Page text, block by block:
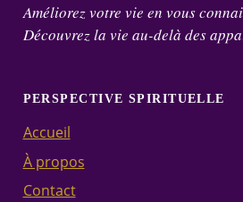
Améliorez votre vie en vous
Découvrez la vie au-delà des
PERSPECTIVE SPIRITUELLE
Accueil
À propos
Contact